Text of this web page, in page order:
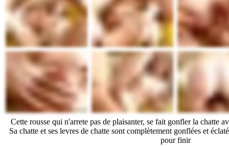
Cette rousse qui n'arrete pas de plaisanter, se fait gonfler la chatte
Sa chatte et ses levres de chatte sont complètement gonflées et
pour finir